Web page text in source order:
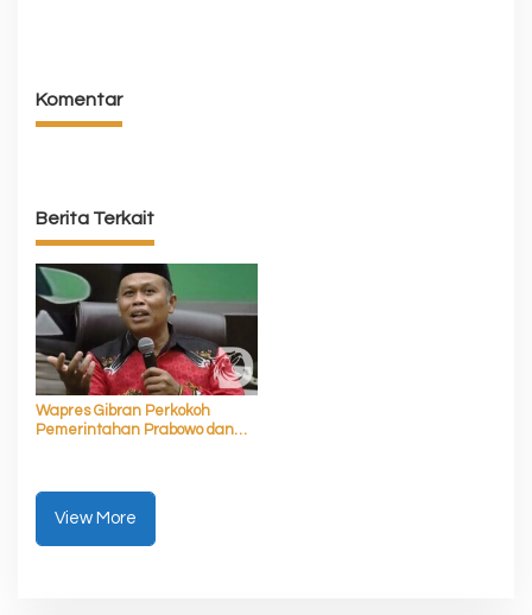
Komentar
Berita Terkait
Wapres Gibran Perkokoh
Pemerintahan Prabowo dan
View More